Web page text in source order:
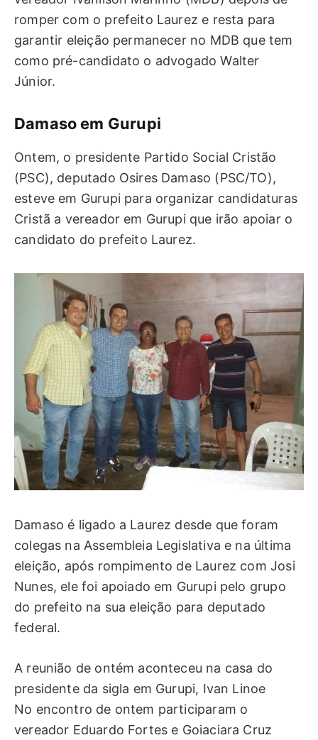
romper com o prefeito Laurez e resta para
garantir eleição permanecer no MDB que tem
como pré-candidato o advogado Walter
Júnior.
Damaso em Gurupi
Ontem, o presidente Partido Social Cristão
(PSC), deputado Osires Damaso (PSC/TO),
esteve em Gurupi para organizar candidaturas
Cristã a vereador em Gurupi que irão apoiar o
candidato do prefeito Laurez.
Damaso é ligado a Laurez desde que foram
colegas na Assembleia Legislativa e na última
eleição, após rompimento de Laurez com Josi
Nunes, ele foi apoiado em Gurupi pelo grupo
do prefeito na sua eleição para deputado
federal.
A reunião de ontém aconteceu na casa do
presidente da sigla em Gurupi, Ivan Linoe
No encontro de ontem participaram o
vereador Eduardo Fortes e Goiaciara Cruz